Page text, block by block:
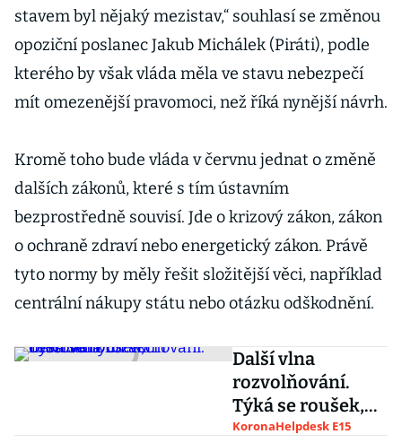
stavem byl nějaký mezistav,“ souhlasí se změnou
opoziční poslanec Jakub Michálek (Piráti), podle
kterého by však vláda měla ve stavu nebezpečí
mít omezenější pravomoci, než říká nynější návrh.
Kromě toho bude vláda v červnu jednat o změně
dalších zákonů, které s tím ústavním
bezprostředně souvisí. Jde o krizový zákon, zákon
o ochraně zdraví nebo energetický zákon. Právě
tyto normy by měly řešit složitější věci, například
centrální nákupy státu nebo otázku odškodnění.
Další vlna
rozvolňování.
Týká se roušek,
hromadných akcí
KoronaHelpdesk E15